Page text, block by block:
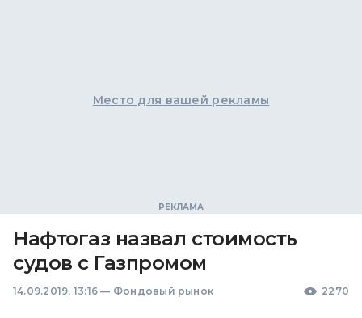
Место для вашей рекламы
Нафтогаз назвал стоимость
судов с Газпромом
14.09.2019, 13:16 — Фондовый рынок 2270